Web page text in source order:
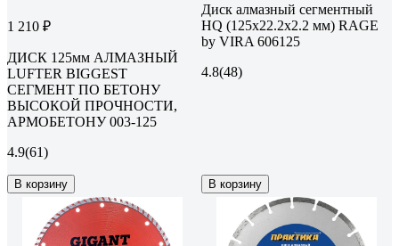
1 210 ₽
ДИСК 125мм АЛМАЗНЫЙ
LUFTER BIGGEST
СЕГМЕНТ ПО БЕТОНУ
ВЫСОКОЙ ПРОЧНОСТИ,
АРМОБЕТОНУ 003-125
4.9(61)
В корзину
Диск алмазный сегментный
HQ (125х22.2х2.2 мм) RAGE
by VIRA 606125
4.8(48)
В корзину